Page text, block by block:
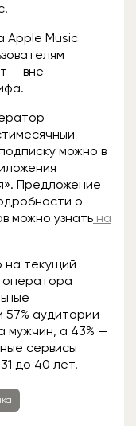
Apple Music
— вне
можно в
Предложение
о
можно узнать на
на текущий
оператора
57% аудитории
мужчин, а 43% —
сервисы
до 40 лет.